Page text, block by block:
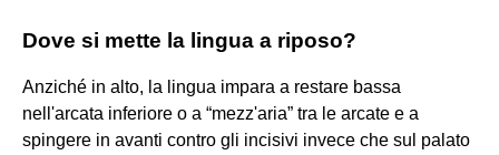
Dove si mette la lingua a riposo?
Anziché in alto, la lingua impara a restare bassa
nell'arcata inferiore o a “mezz'aria” tra le arcate e a
spingere in avanti contro gli incisivi invece che sul palato